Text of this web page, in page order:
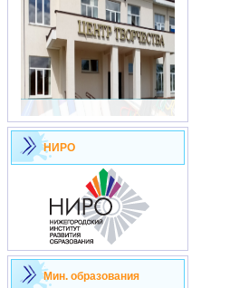
НИРО
Мин. образования